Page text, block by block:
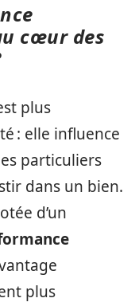
cœur des
plus
: elle influence
particuliers
dans un bien.
d’un
plus